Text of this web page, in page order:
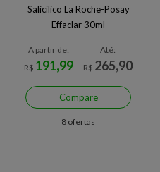
Salicílico La Roche-Posay
Effaclar 30ml
A partir de:
R$ 191,99
Até:
R$ 265,90
Compare
8 ofertas